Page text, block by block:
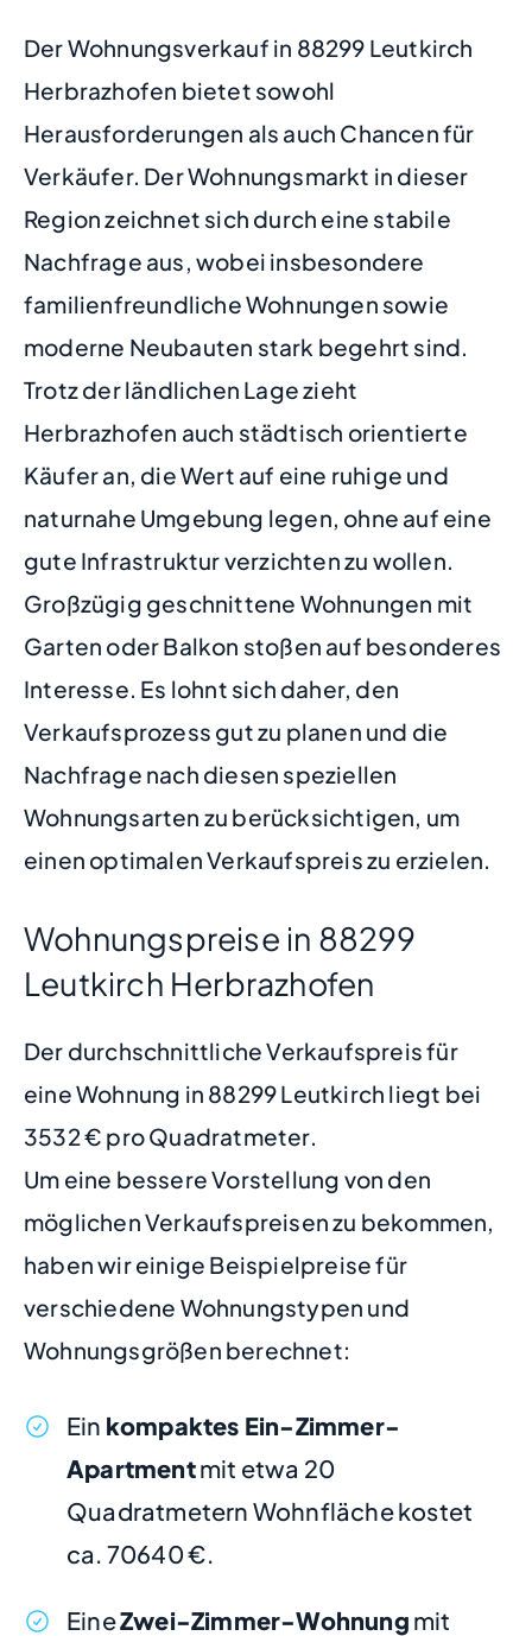
Der Wohnungsverkauf in 88299 Leutkirch
Herbrazhofen bietet sowohl
Herausforderungen als auch Chancen für
Verkäufer. Der Wohnungsmarkt in dieser
Region zeichnet sich durch eine stabile
Nachfrage aus, wobei insbesondere
familienfreundliche Wohnungen sowie
moderne Neubauten stark begehrt sind.
Trotz der ländlichen Lage zieht
Herbrazhofen auch städtisch orientierte
Käufer an, die Wert auf eine ruhige und
naturnahe Umgebung legen, ohne auf eine
gute Infrastruktur verzichten zu wollen.
Großzügig geschnittene Wohnungen mit
Garten oder Balkon stoßen auf besonderes
Interesse. Es lohnt sich daher, den
Verkaufsprozess gut zu planen und die
Nachfrage nach diesen speziellen
Wohnungsarten zu berücksichtigen, um
einen optimalen Verkaufspreis zu erzielen.
Wohnungspreise in 88299
Leutkirch Herbrazhofen
Der durchschnittliche Verkaufspreis für
eine Wohnung in 88299 Leutkirch liegt bei
3532 € pro Quadratmeter.
Um eine bessere Vorstellung von den
möglichen Verkaufspreisen zu bekommen,
haben wir einige Beispielpreise für
verschiedene Wohnungstypen und
Wohnungsgrößen berechnet:
Ein kompaktes Ein-Zimmer-
Apartmentmit etwa 20
Quadratmetern Wohnfläche kostet
ca. 70640 €.
EineZwei-Zimmer-Wohnung mit